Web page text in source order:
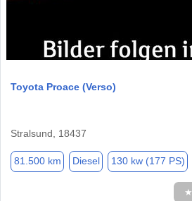
Toyota Proace (Verso)
Stralsund, 18437
81.500 km Diesel 130 kw (177 PS)
★